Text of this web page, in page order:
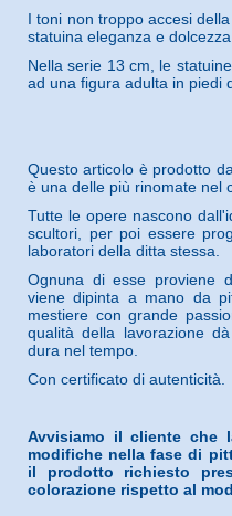
I toni non troppo accesi
statuina eleganza e dolcezza.
Nella serie 13 cm, le
ad una figura adulta in piedi
Questo articolo è prodotto
è una delle più rinomate nel
Tutte le opere nascono
scultori, per poi essere
laboratori della ditta stessa.
Ognuna di esse proviene
viene dipinta a mano da
mestiere con grande
qualità della lavorazione
dura nel tempo.
Con certificato di autenticità.
Avvisiamo il cliente che
modifiche nella fase di
il prodotto richiesto
colorazione rispetto al